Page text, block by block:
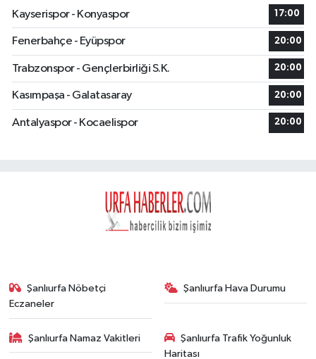
Kayserispor - Konyaspor
17:00
Fenerbahçe - Eyüpspor 20:00
Trabzonspor - Gençlerbirliği S.K. 20:00
Kasımpaşa - Galatasaray 20:00
Antalyaspor - Kocaelispor 20:00
Şanlıurfa Nöbetçi
Eczaneler
Şanlıurfa Hava Durumu
Şanlıurfa Namaz Vakitleri
Şanlıurfa Trafik Yoğunluk
Haritası